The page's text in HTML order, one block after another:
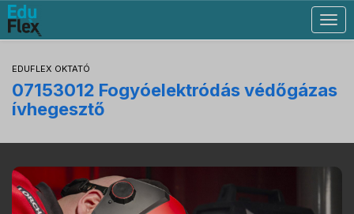
EDUFLEX OKTATÓ
07153012 Fogyóelektródás védőgázas
ívhegesztő